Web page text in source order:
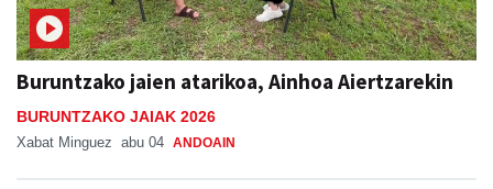
Buruntzako jaien atarikoa, Ainhoa Aiertzarekin
BURUNTZAKO JAIAK 2026
Xabat Minguez abu 04 ANDOAIN